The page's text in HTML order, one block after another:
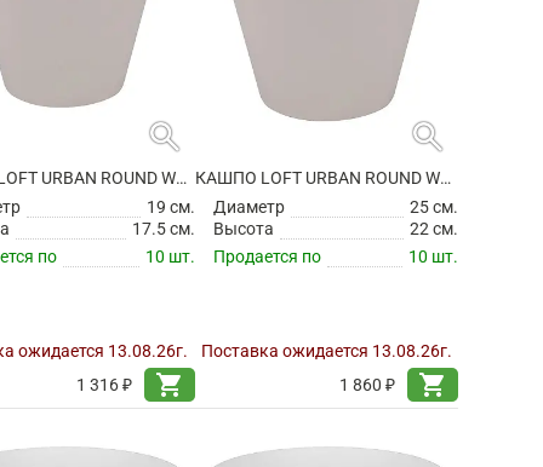
search
КАШПО LOFT URBAN ROUND WARM GREY
19 см.
17.5 см.
по
10 шт.
ожидается 13.08.26г.
1 316 ₽
shopping_cart
search
КАШПО LOFT URBAN ROUND WARM GREY
Диаметр
25 см.
Высота
22 см.
Продается по
10 шт.
Поставка ожидается 13.08.26г.
1 860 ₽
shopping_cart